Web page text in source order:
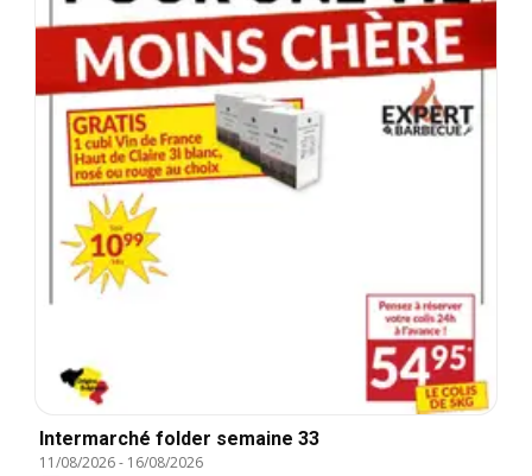
Intermarché folder semaine 33
11/08/2026- 16/08/2026